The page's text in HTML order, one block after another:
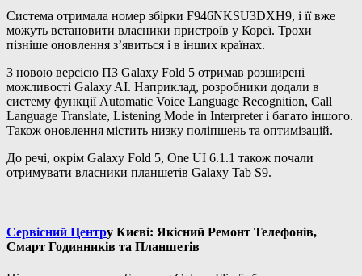
Система отримала номер збірки F946NKSU3DXH9, і її вже
можуть встановити власники пристроїв у Кореї. Трохи
пізніше оновлення з’явиться і в інших країнах.
З новою версією ПЗ Galaxy Fold 5 отримав розширені
можливості Galaxy AI. Наприклад, розробники додали в
систему функції Automatic Voice Language Recognition, Call
Language Translate, Listening Mode in Interpreter і багато іншого.
Також оновлення містить низку поліпшень та оптимізацій.
До речі, окрім Galaxy Fold 5, One UI 6.1.1 також почали
отримувати власники планшетів Galaxy Tab S9.
Сервісний Центру Києві: Якісний Ремонт Телефонів,
Смарт Годинників та Планшетів